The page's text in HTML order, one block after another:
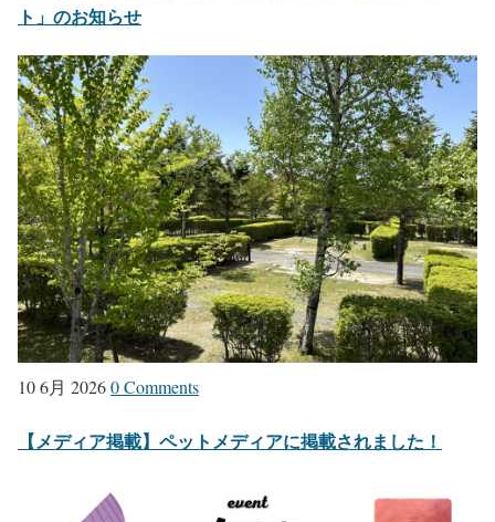
ト」のお知らせ
10 6月 20260 Comments
【メディア掲載】ペットメディアに掲載されました！